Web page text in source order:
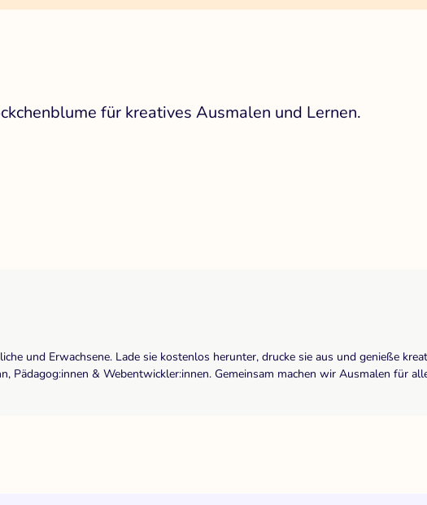
für kreatives Ausmalen und Lernen.
und Erwachsene. Lade sie kostenlos herunter, drucke sie aus und genieße
Pädagog:innen & Webentwickler:innen. Gemeinsam machen wir Ausmalen für